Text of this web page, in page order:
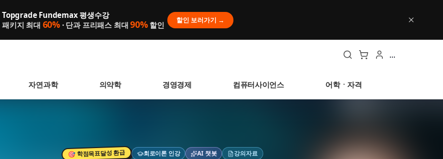
Topgrade Fundemax 평생수강
패키지 최대 60% · 단과 프리패스 최대90%할인 할인 보러가기 →
...
자연과학 의약학 경영경제 컴퓨터사이언스 어학ㆍ자격
🎯 학점목표달성 환급 회로이론 인강 AI 챗봇 강의자료